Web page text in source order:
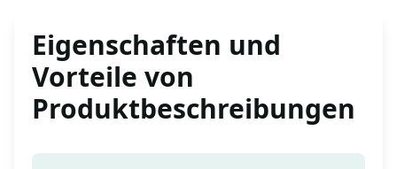
Eigenschaften und
Vorteile von
Produktbeschreibungen